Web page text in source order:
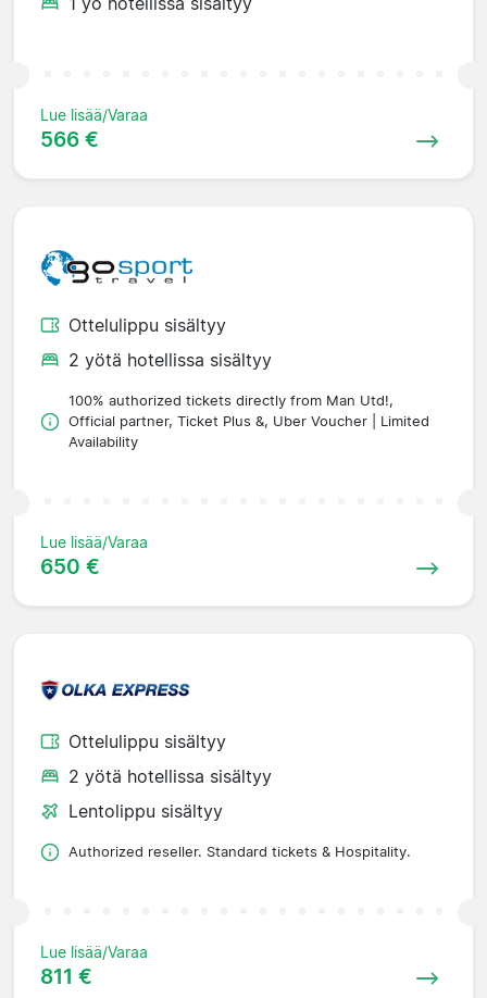
Lue lisää/Varaa
566 €
Ottelulippu sisältyy
2 yötä hotellissa sisältyy
100% authorized tickets directly from Man Utd!,
Official partner, Ticket Plus &, Uber Voucher | Limited
Availability
Lue lisää/Varaa
650 €
Ottelulippu sisältyy
2 yötä hotellissa sisältyy
Lentolippu sisältyy
Authorized reseller. Standard tickets & Hospitality.
Lue lisää/Varaa
811 €